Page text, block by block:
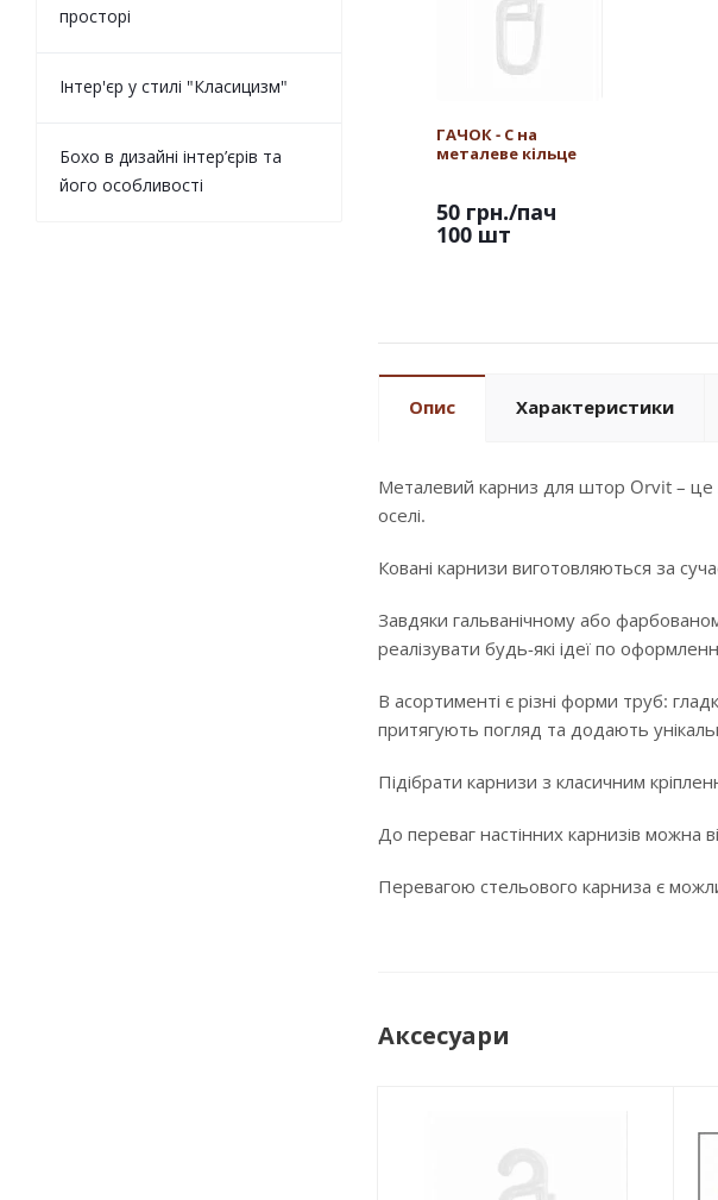
ГАЧОК - С на
металеве кільце
50 грн./пач
100 шт
Опис Характеристики
Металевий карниз для штор Orvit – це
оселі.
Ковані карнизи виготовляються за
Завдяки гальванічному або
реалізувати будь-які ідеї по
В асортименті є різні форми труб:
притягують погляд та додають
Підібрати карнизи з класичним
До переваг настінних карнизів можна
Перевагою стельового карниза є
Аксесуари
просторі
Інтер'єр у стилі "Класицизм"
Бохо в дизайні інтер’єрів та
його особливості